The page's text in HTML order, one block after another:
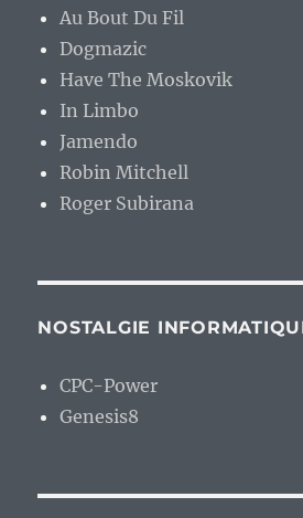
Au Bout Du Fil
Dogmazic
Have The Moskovik
In Limbo
Jamendo
Robin Mitchell
Roger Subirana
NOSTALGIE
CPC-Power
Genesis8